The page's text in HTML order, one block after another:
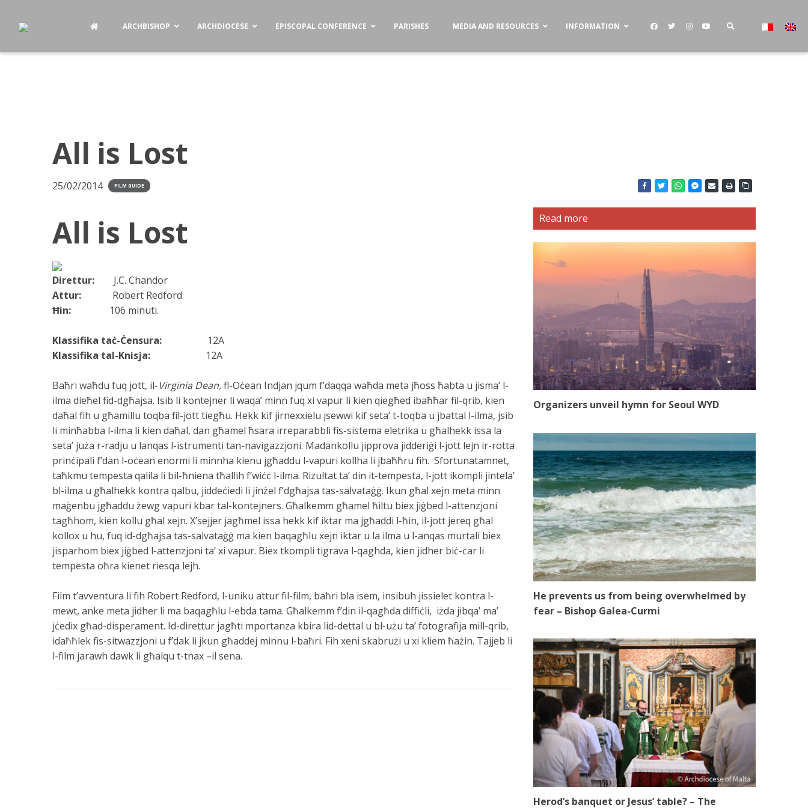
ARCHBISHOP ARCHDIOCESE EPISCOPAL CONFERENCE PARISHES MEDIA AND RESOURCES INFORMATION
All is Lost
25/02/2014 FILM GUIDE
All is Lost
Direttur: J.C. Chandor
Attur: Robert Redford
Ħin: 106 minuti.
Klassifika taċ-Ċensura: 12A
Klassifika tal-Knisja: 12A
Baħri waħdu fuq jott, il-Virginia Dean,fl-Oċean Indjan jqum f’daqqa waħda meta jħoss ħabta u jisma’ l-
ilma dieħel fid-dgħajsa. Isib li kontejner li waqa’ minn fuq xi vapur li kien qiegħed ibaħħar fil-qrib, kien
daħal fih u għamillu toqba fil-jott tiegħu. Hekk kif jirnexxielu jsewwi kif seta’ t-toqba u jbattal l-ilma, jsib
li minħabba l-ilma li kien daħal, dan għamel ħsara irreparabbli fis-sistema eletrika u għalhekk issa la
seta’ juża r-radju u lanqas l-istrumenti tan-navigazzjoni. Madankollu jipprova jidderiġi l-jott lejn ir-rotta
prinċipali f’dan l-oċean enormi li minnha kienu jgħaddu l-vapuri kollha li jbaħħru fih. Sfortunatamnet,
taħkmu tempesta qalila li bil-ħniena tħallih f’wiċċ l-ilma. Rizultat ta’ din it-tempesta, l-jott ikompli jintela’
bl-ilma u għalhekk kontra qalbu, jiddeċiedi li jinżel f’dgħajsa tas-salvataġġ. Ikun għal xejn meta minn
maġenbu jgħaddu żewg vapuri kbar tal-kontejners. Għalkemm għamel ħiltu biex jiġbed l-attenzjoni
tagħhom, kien kollu għal xejn. X’sejjer jagħmel issa hekk kif iktar ma jgħaddi l-ħin, il-jott jereq għal
kollox u hu, fuq id-dgħajsa tas-salvataġġ ma kien baqagħlu xejn iktar u la ilma u l-anqas murtali biex
jisparhom biex jiġbed l-attenzjoni ta’ xi vapur. Biex tkompli tigrava l-qaghda, kien jidher biċ-ċar li
tempesta oħra kienet riesqa lejh.
Film t’avventura li fih Robert Redford, l-uniku attur fil-film, baħri bla isem, insibuh jissielet kontra l-
mewt, anke meta jidher li ma baqagħlu l-ebda tama. Għalkemm f’din il-qagħda diffiċli, iżda jibqa’ ma’
jċedix għad-disperament. Id-direttur jagħti mportanza kbira lid-dettal u bl-użu ta’ fotografija mill-qrib,
idaħħlek fis-sitwazzjoni u f’dak li jkun għaddej minnu l-baħri. Fih xeni skabrużi u xi kliem ħażin. Tajjeb li
l-film jarawh dawk li għalqu t-tnax –il sena.
Read more
Organizers unveil hymn for Seoul WYD
He prevents us from being overwhelmed by
fear – Bishop Galea-Curmi
Herod’s banquet or Jesus’ table? – The